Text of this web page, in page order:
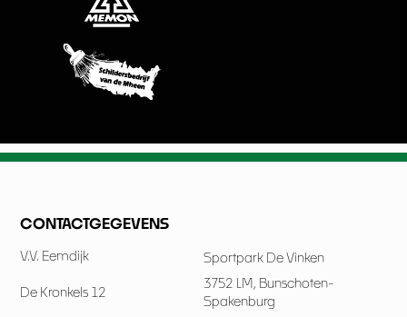
CONTACTGEGEVENS
V.V. Eemdijk Sportpark De Vinken
De Kronkels 12
3752 LM, Bunschoten-
Spakenburg